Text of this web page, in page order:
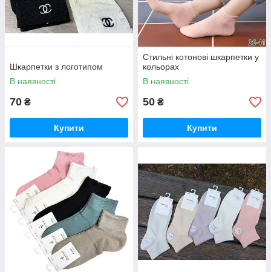
Шкарпетки з логотипом
В наявності
70 ₴
Купити
Стильні котонові шкарпетки у
кольорах
В наявності
50 ₴
Купити